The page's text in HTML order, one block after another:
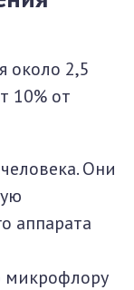
около 2,5
10% от
Они
аппарата
микрофлору